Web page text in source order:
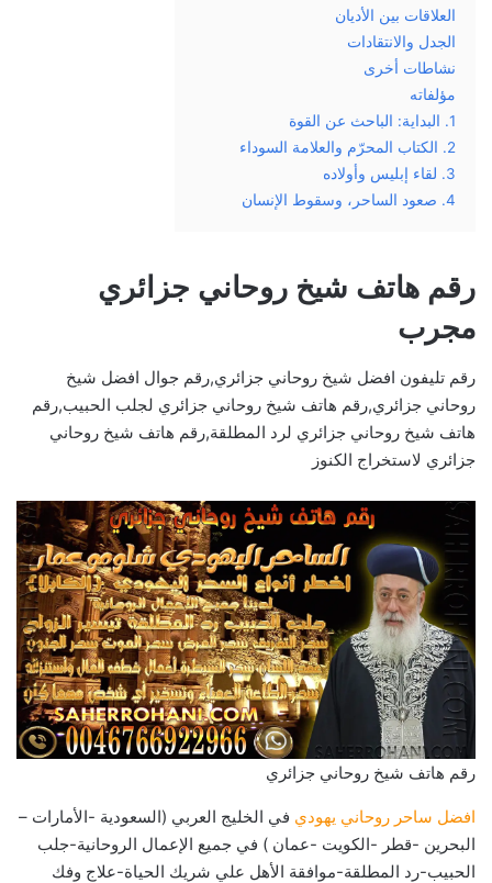
العلاقات بين الأديان
الجدل والانتقادات
نشاطات أخرى
مؤلفاته
1. البداية: الباحث عن القوة
2. الكتاب المحرّم والعلامة السوداء
3. لقاء إبليس وأولاده
4. صعود الساحر، وسقوط الإنسان
رقم هاتف شيخ روحاني جزائري
مجرب
رقم تليفون افضل شيخ روحاني جزائري,رقم جوال افضل شيخ
روحاني جزائري,رقم هاتف شيخ روحاني جزائري لجلب الحبيب,رقم
هاتف شيخ روحاني جزائري لرد المطلقة,رقم هاتف شيخ روحاني
جزائري لاستخراج الكنوز
رقم هاتف شيخ روحاني جزائري
افضل ساحر روحاني يهودي في الخليج العربي (السعودية -الأمارات –
البحرين -قطر -الكويت -عمان ) في جميع الإعمال الروحانية-جلب
الحبيب-رد المطلقة-موافقة الأهل علي شريك الحياة-علاج وفك